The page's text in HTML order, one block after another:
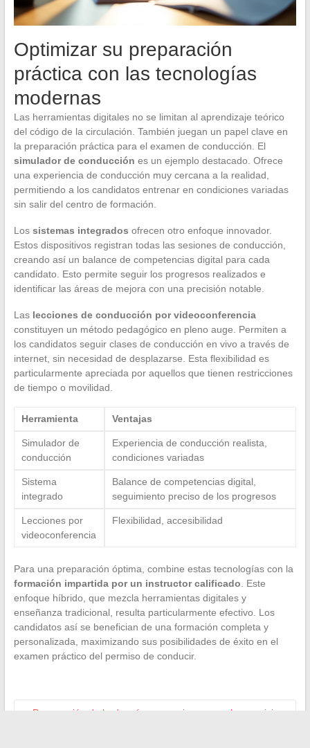
Optimizar su preparación
práctica con las tecnologías
modernas
Las herramientas digitales no se limitan al aprendizaje teórico
del código de la circulación. También juegan un papel clave en
la preparación práctica para el examen de conducción. El
simulador de conducción es un ejemplo destacado. Ofrece
una experiencia de conducción muy cercana a la realidad,
permitiendo a los candidatos entrenar en condiciones variadas
sin salir del centro de formación.
Los sistemas integrados ofrecen otro enfoque innovador.
Estos dispositivos registran todas las sesiones de conducción,
creando así un balance de competencias digital para cada
candidato. Esto permite seguir los progresos realizados e
identificar las áreas de mejora con una precisión notable.
Las lecciones de conducción por videoconferencia
constituyen un método pedagógico en pleno auge. Permiten a
los candidatos seguir clases de conducción en vivo a través de
internet, sin necesidad de desplazarse. Esta flexibilidad es
particularmente apreciada por aquellos que tienen restricciones
de tiempo o movilidad.
Herramienta Ventajas
Simulador de
conducción
Experiencia de conducción realista,
condiciones variadas
Sistema
integrado
Balance de competencias digital,
seguimiento preciso de los progresos
Lecciones por
videoconferencia
Flexibilidad, accesibilidad
Para una preparación óptima, combine estas tecnologías con la
formación impartida por un instructor calificado. Este
enfoque híbrido, que mezcla herramientas digitales y
enseñanza tradicional, resulta particularmente efectivo. Los
candidatos así se benefician de una formación completa y
personalizada, maximizando sus posibilidades de éxito en el
examen práctico del permiso de conducir.
Preparación de boda: cómo organizarse con los servicios